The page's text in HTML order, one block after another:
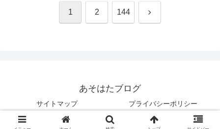
1 2 144 次
あそはたブログ
サイトマップ プライバシーポリシー
© 2022 あそはたブログ.